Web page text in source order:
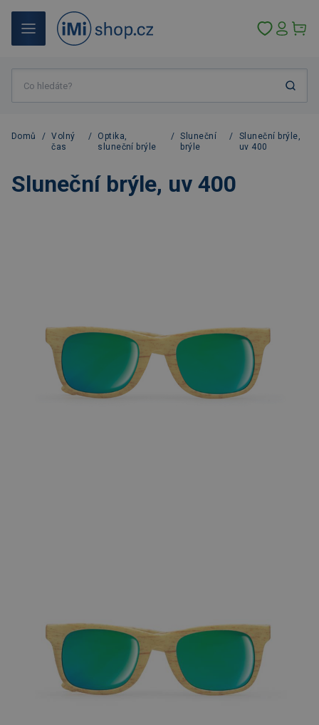
Domů /
Volný
čas
/
Optika,
sluneční brýle
/ Sluneční
brýle
/
Sluneční brýle,
uv 400
Sluneční brýle, uv 400